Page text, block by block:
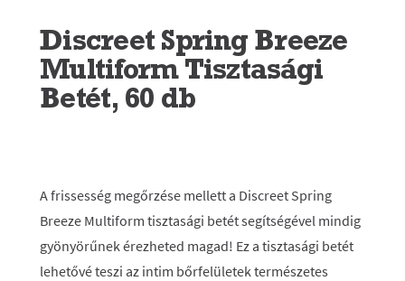
Discreet Spring Breeze
Multiform Tisztasági
Betét, 60 db
A frissesség megőrzése mellett a Discreet Spring
Breeze Multiform tisztasági betét segítségével mindig
gyönyörűnek érezheted magad! Ez a tisztasági betét
lehetővé teszi az intim bőrfelületek természetes